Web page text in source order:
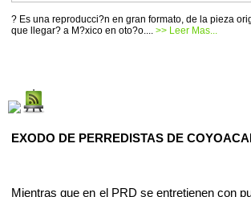
? Es una reproducci?n en gran formato, de la pieza
que llegar? a M?xico en oto?o.... >> Leer Mas...
EXODO DE PERREDISTAS DE
Mientras que en el PRD se entretienen con